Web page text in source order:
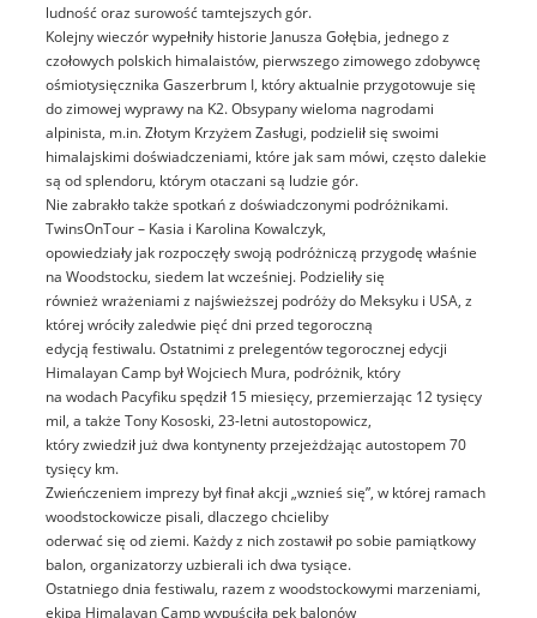
ludność oraz surowość tamtejszych gór.
Kolejny wieczór wypełniły historie Janusza Gołębia, jednego z
czołowych polskich himalaistów, pierwszego zimowego zdobywcę
ośmiotysięcznika Gaszerbrum I, który aktualnie przygotowuje się
do zimowej wyprawy na K2. Obsypany wieloma nagrodami
alpinista, m.in. Złotym Krzyżem Zasługi, podzielił się swoimi
himalajskimi doświadczeniami, które jak sam mówi, często dalekie
są od splendoru, którym otaczani są ludzie gór.
Nie zabrakło także spotkań z doświadczonymi podróżnikami.
TwinsOnTour – Kasia i Karolina Kowalczyk,
opowiedziały jak rozpoczęły swoją podróżniczą przygodę właśnie
na Woodstocku, siedem lat wcześniej. Podzieliły się
również wrażeniami z najświeższej podróży do Meksyku i USA, z
której wróciły zaledwie pięć dni przed tegoroczną
edycją festiwalu. Ostatnimi z prelegentów tegorocznej edycji
Himalayan Camp był Wojciech Mura, podróżnik, który
na wodach Pacyfiku spędził 15 miesięcy, przemierzając 12 tysięcy
mil, a także Tony Kososki, 23-letni autostopowicz,
który zwiedził już dwa kontynenty przejeżdżając autostopem 70
tysięcy km.
Zwieńczeniem imprezy był finał akcji „wznieś się”, w której ramach
woodstockowicze pisali, dlaczego chcieliby
oderwać się od ziemi. Każdy z nich zostawił po sobie pamiątkowy
balon, organizatorzy uzbierali ich dwa tysiące.
Ostatniego dnia festiwalu, razem z woodstockowymi marzeniami,
ekipa Himalayan Camp wypuściła pęk balonów